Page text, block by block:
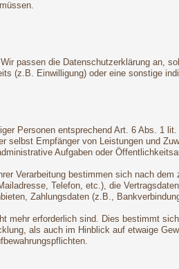
passen die Datenschutzerklärung an,
(z.B. Einwilligung) oder eine sonstige
Personen entsprechend Art. 6 Abs. 1
Empfänger von Leistungen und
Aufgaben oder
Verarbeitung bestimmen sich nach
Telefon, etc.), die
Zahlungsdaten (z.B.,
erforderlich sind. Dies bestimmt
als auch im Hinblick auf etwaige